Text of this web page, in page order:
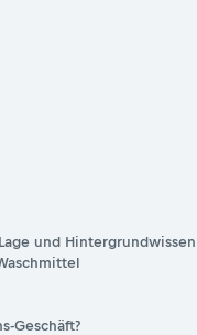
der Alpen – Höhe, Lage und Hintergrundwissen
Geschäft?